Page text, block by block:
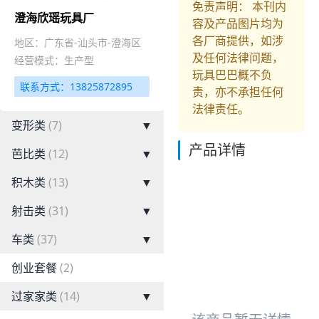
澄海欣瑶玩具厂
地区：广东省-汕头市-澄海区
经营模式：生产型
联系方式：13825872895
变形类 (7)
▼
芭比类 (12)
▼
积木类 (13)
▼
射击类 (31)
▼
车类 (37)
▼
创业套餐(2)
过家家类 (14)
▼
免责声明： 本刊内
容及产品图片均为
各厂商提供，如涉
及任何法律问题，
玩具巴巴概不负
责，亦不承担任何
法律责任。
产品详情